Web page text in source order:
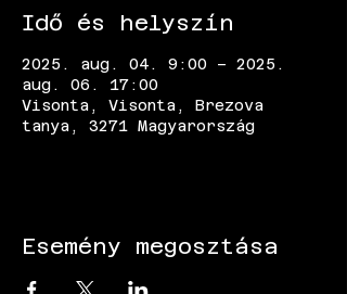
Idő és helyszín
2025. aug. 04. 9:00 – 2025.
aug. 06. 17:00
Visonta, Visonta, Brezova
tanya, 3271 Magyarország
Esemény megosztása